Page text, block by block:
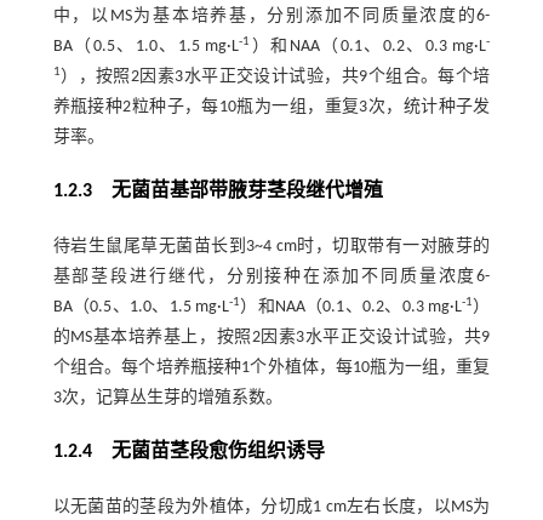
中，以MS为基本培养基，分别添加不同质量浓度的6-
BA（0.5、1.0、1.5 mg·L-1 ）和NAA（0.1、0.2、0.3 mg·L-
1），按照2因素3水平正交设计试验，共9个组合。每个培
养瓶接种2粒种子，每10瓶为一组，重复3次，统计种子发
芽率。
1.2.3 无菌苗基部带腋芽茎段继代增殖
待岩生鼠尾草无菌苗长到3~4 cm时，切取带有一对腋芽的
基部茎段进行继代，分别接种在添加不同质量浓度6-
BA（0.5、1.0、1.5 mg·L-1）和NAA（0.1、0.2、0.3 mg·L-1）
的MS基本培养基上，按照2因素3水平正交设计试验，共9
个组合。每个培养瓶接种1个外植体，每10瓶为一组，重复
3次，记算丛生芽的增殖系数。
1.2.4 无菌苗茎段愈伤组织诱导
以无菌苗的茎段为外植体，分切成1 cm左右长度，以MS为